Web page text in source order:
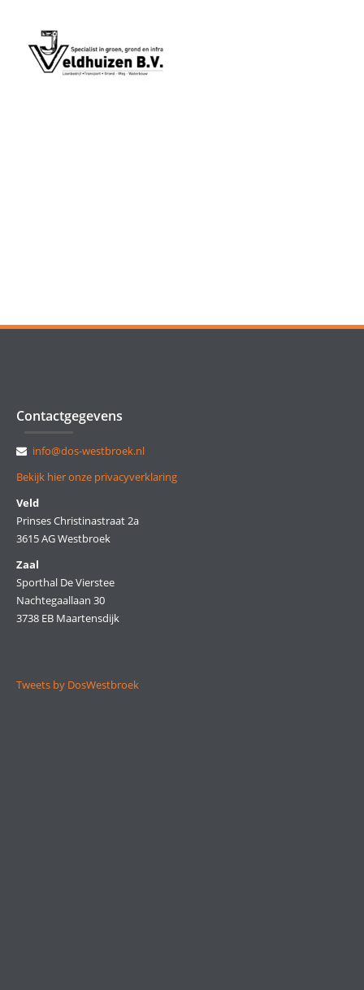
Contactgegevens
info@dos-westbroek.nl
Bekijk hier onze privacyverklaring
Veld
Prinses Christinastraat 2a
3615 AG Westbroek
Zaal
Sporthal De Vierstee
Nachtegaallaan 30
3738 EB Maartensdijk
Tweets by DosWestbroek